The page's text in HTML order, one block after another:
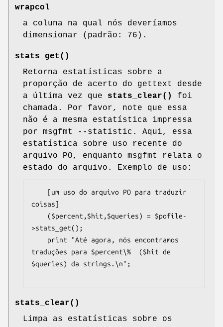
wrapcol
a coluna na qual nós deveríamos
dimensionar (padrão: 76).
stats_get()
Retorna estatísticas sobre a
proporção de acerto do gettext desde
a última vez que stats_clear()
foi
chamada. Por favor, note que essa
não é a mesma estatística impressa
por msgfmt --statistic. Aqui, essa
estatística sobre uso recente do
arquivo PO, enquanto msgfmt relata o
estado do arquivo. Exemplo de uso:
coisas]
>stats_get();
traduções para $percent\%  ($hit de
$queries) da strings.\n";
stats_clear()
Limpa as estatísticas sobre os